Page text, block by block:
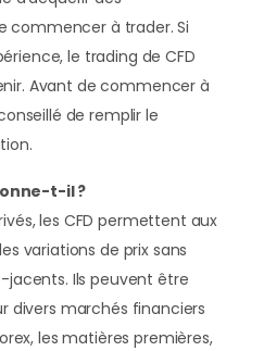
commencer à trader. Si
le trading de CFD
Avant de commencer à
de remplir le
t-il ?
les CFD permettent aux
variations de prix sans
jacents. Ils peuvent être
divers marchés financiers
les matières premières,